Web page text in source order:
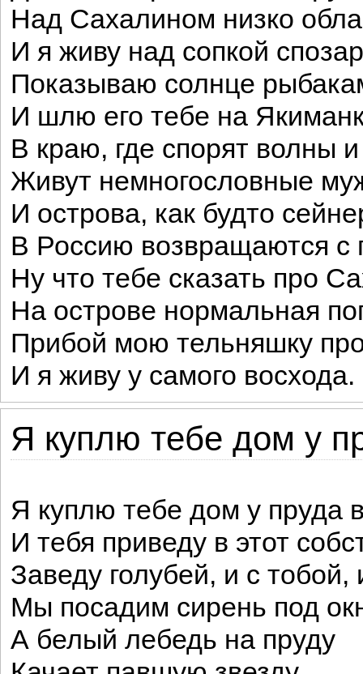
Над Сахалином низко
И я живу над сопкой
Показываю солнце
И шлю его тебе на
В краю, где спорят волны
Живут немногословные
И острова, как будто
В Россию возвращаются с
Ну что тебе сказать про
На острове нормальная
Прибой мою тельняшку
И я живу у самого восхода.
Я куплю тебе дом у
Я куплю тебе дом у пруда
И тебя приведу в этот
Заведу голубей, и с
Мы посадим сирень под
А белый лебедь на пруду